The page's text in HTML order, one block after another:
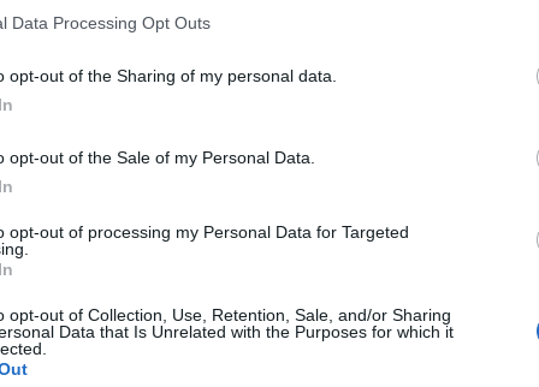
Data Processing Opt Outs
opt-out of the Sharing of my personal data.
opt-out of the Sale of my Personal Data.
opt-out of processing my Personal Data for Targeted
opt-out of Collection, Use, Retention, Sale, and/or Sharing
Data that Is Unrelated with the Purposes for which it
személyiség segít abban, hogy az egyén képes
legyen adaptálni a változó körülményekhez,
pozitívan kommunikáljon másokkal, és
hatékonyan kezelje a stresszt.
mivel az egyén felismeri és kiaknázza saját
készségek fejlesztése elősegíti az egyértelmű